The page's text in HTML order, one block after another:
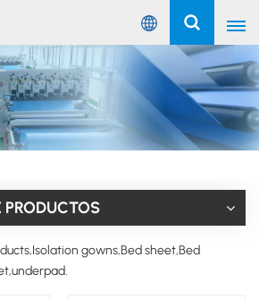
Español
English
Русский
Español
عربي
gowns,Bed sheet,Bed